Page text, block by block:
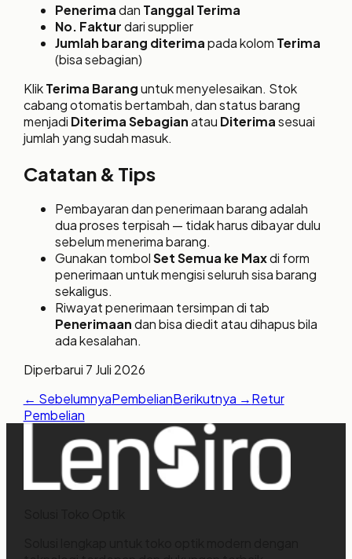
Penerimadan Tanggal Terima
No. Fakturdari supplier
Jumlah barang diterimapada kolom Terima
(bisa sebagian)
KlikTerima Baranguntuk menyelesaikan. Stok
cabang otomatis bertambah, dan status barang
menjadi Diterima Sebagianatau Diterimasesuai
jumlah yang sudah masuk.
Catatan & Tips
Pembayaran dan penerimaan barang adalah
dua proses terpisah — tidak harus dibayar dulu
sebelum menerima barang.
Gunakan tombolSet Semua ke Maxdi form
penerimaan untuk mengisi seluruh sisa barang
sekaligus.
Riwayat penerimaan tersimpan di tab
Penerimaandan bisa diedit atau dihapus bila
ada kesalahan.
Diperbarui 7 Juli 2026
← SebelumnyaPembelianBerikutnya →Retur
Pembelian